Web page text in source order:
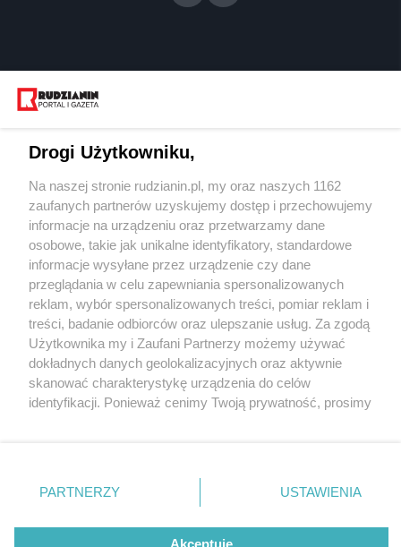
5 / 0
Wydawca mediów
Nie zapomnij
zapoznać się z:
polityką prywatności regulamin korzystania z portali
Twojemiasto
Piekary Śląskie
Chorzów
Tarnowskie Góry
Gliwice
Skontakuj sięz nami
Kontakt
Wydawca
Redakcja
Drogi Użytkowniku,
Na naszej stronie rudzianin.pl, my oraz naszych 1162
zaufanych partnerów uzyskujemy dostęp i przechowujemy
informacje na urządzeniu oraz przetwarzamy dane
osobowe, takie jak unikalne identyfikatory, standardowe
informacje wysyłane przez urządzenie czy dane
przeglądania w celu zapewniania spersonalizowanych
reklam, wybór spersonalizowanych treści, pomiar reklam i
treści, badanie odbiorców oraz ulepszanie usług. Za zgodą
Użytkownika my i Zaufani Partnerzy możemy używać
dokładnych danych geolokalizacyjnych oraz aktywnie
skanować charakterystykę urządzenia do celów
identyfikacji. Ponieważ cenimy Twoją prywatność, prosimy
prywatności znajdujący się w lewym dolnym rogu strony
. Niektóre rodzaje przetwarzania danych nie wymagają
zgody użytkownika, ale masz prawo sprzeciwić się
takiemu przetwarzaniu. Preferencje będą miały
PARTNERZY USTAWIENIA
Akceptuję